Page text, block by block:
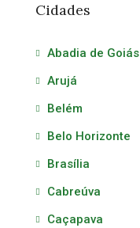
Cidades
Abadia de Goiás
Arujá
Belém
Belo Horizonte
Brasília
Cabreúva
Caçapava